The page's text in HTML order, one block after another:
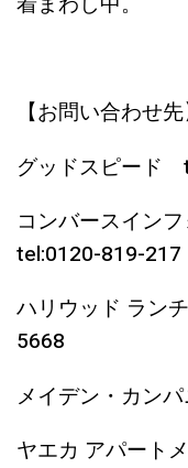
【お問い合わせ先
グッドスピード
コンバースイン
tel:0120-819-217
ハリウッド ラン
5668
メイデン・カン
ヤエカ アパート